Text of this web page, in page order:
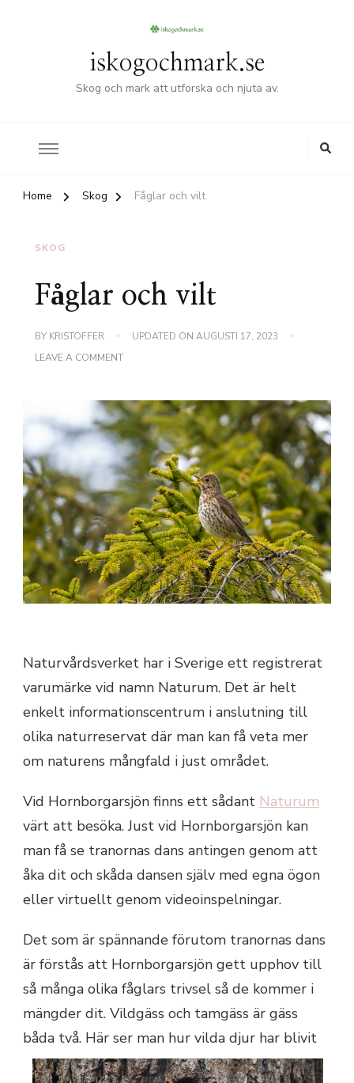
iskogochmark.se
Skog och mark att utforska och njuta av.
Home Skog Fåglar och vilt
SKOG
Fåglar och vilt
BY KRISTOFFER UPDATED ON AUGUSTI 17, 2023
LEAVE A COMMENTON
Naturvårdsverket har i Sverige ett registrerat
varumärke vid namn Naturum. Det är helt
enkelt informationscentrum i anslutning till
olika naturreservat där man kan få veta mer
om naturens mångfald i just området.
Vid Hornborgarsjön finns ett sådant Naturum
värt att besöka. Just vid Hornborgarsjön kan
man få se tranornas dans antingen genom att
åka dit och skåda dansen själv med egna ögon
eller virtuellt genom videoinspelningar.
Det som är spännande förutom tranornas dans
är förstås att Hornborgarsjön gett upphov till
så många olika fåglars trivsel så de kommer i
mängder dit. Vildgäss och tamgäss är gäss
båda två. Här ser man hur vilda djur har blivit